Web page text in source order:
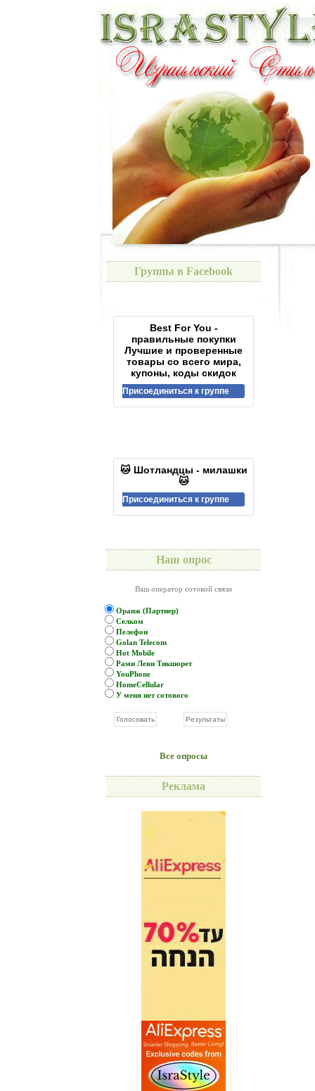
Группы в Facebook
Best For You -
правильные покупки
Лучшие и проверенные
товары со всего мира,
купоны, коды скидок
Присоединиться к группе
🐱 Шотландцы - милашки
🐱
Присоединиться к группе
Наш опрос
Ваш оператор сотовой связи
Оранж (Партнер)
Селком
Пелефон
Golan Telecom
Hot Mobile
Рами Леви Тикшорет
YouPhone
HomeCellular
У меня нет сотового
Все опросы
Реклама